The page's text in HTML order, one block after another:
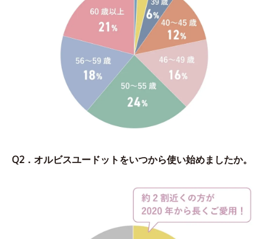
Q2．オルビスユードットをいつから使い始めましたか。